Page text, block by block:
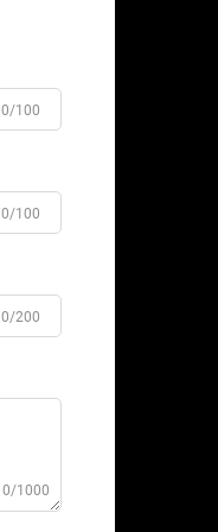
0/100
0/100
0/200
0/1000